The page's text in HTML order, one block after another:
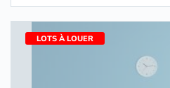
LOTS À LOUER